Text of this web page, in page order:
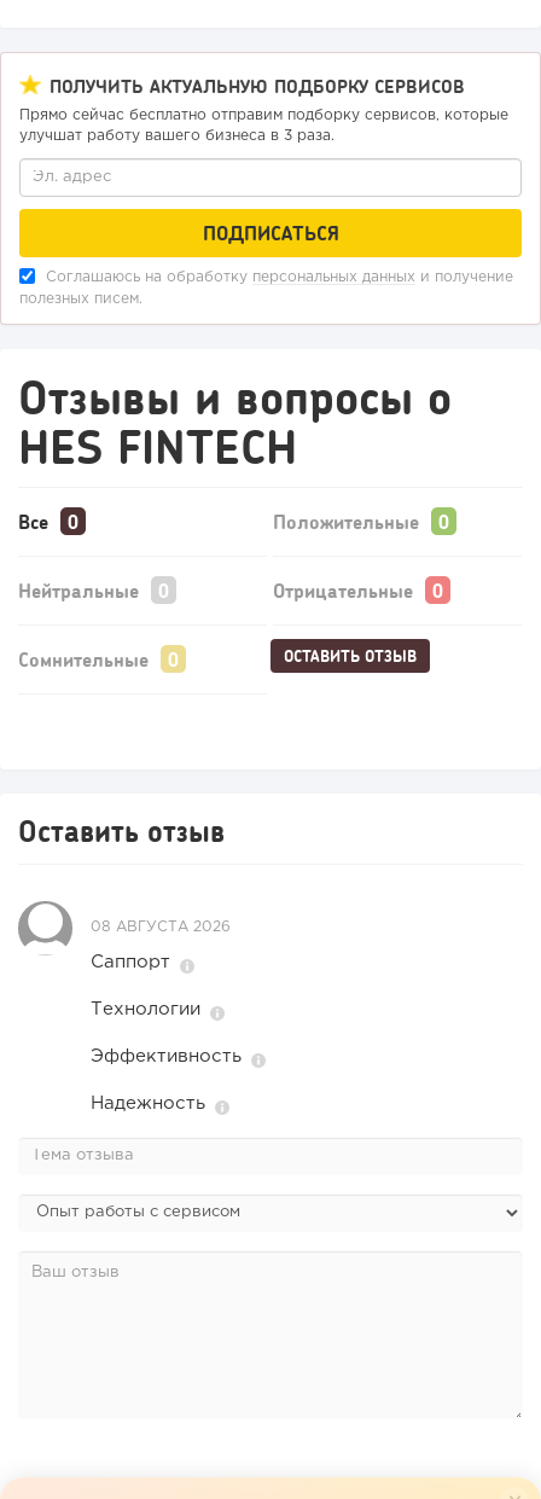
ПОЛУЧИТЬ АКТУАЛЬНУЮ ПОДБОРКУ СЕРВИСОВ
Прямо сейчас бесплатно отправим подборку сервисов, которые
улучшат работу вашего бизнеса в 3 раза.
Соглашаюсь на обработку персональных данных и получение
полезных писем.
Отзывы и вопросы о
HES FINTECH
Все Положительные
Нейтральные Отрицательные
Сомнительные ОСТАВИТЬ ОТЗЫВ
Оставить отзыв
08 АВГУСТА 2026
Саппорт
Технологии
Эффективность
Надежность